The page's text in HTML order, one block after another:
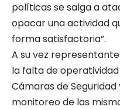
políticas se salga a
opacar una actividad
forma satisfactoria”.
A su vez
la falta de operatividad
Cámaras de
monitoreo de las